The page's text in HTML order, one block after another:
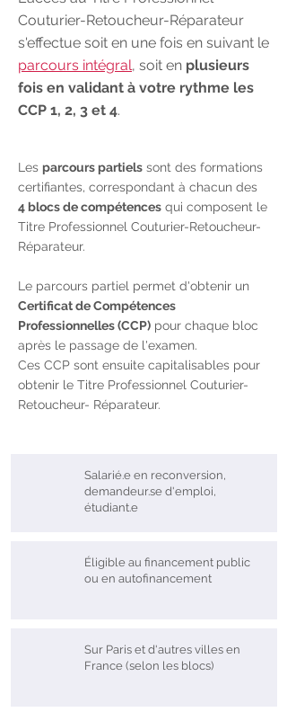
Couturier-Retoucheur-Réparateur
s'effectue soit en une fois en suivant le
parcours intégral, soit en plusieurs
fois en validant à votre rythme les
CCP 1, 2, 3 et 4.
Les parcours partiels sont des formations
certifiantes, correspondant à chacun des
4 blocs de compétences qui composent le
Titre Professionnel Couturier-Retoucheur-
Réparateur.
Le parcours partiel permet d'obtenir un
Certificat de Compétences
Professionnelles (CCP) pour chaque bloc
après le passage de l'examen.
Ces CCP sont ensuite capitalisables pour
obtenir le Titre Professionnel Couturier-
Retoucheur- Réparateur.
Salarié.e en reconversion,
demandeur.se d'emploi,
étudiant.e
Éligible au financement public
ou en autofinancement
Sur Paris et d'autres villes en
France (selon les blocs)